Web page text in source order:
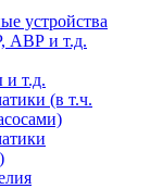
устройства
и т.д.
и т.д.
(в т.ч.